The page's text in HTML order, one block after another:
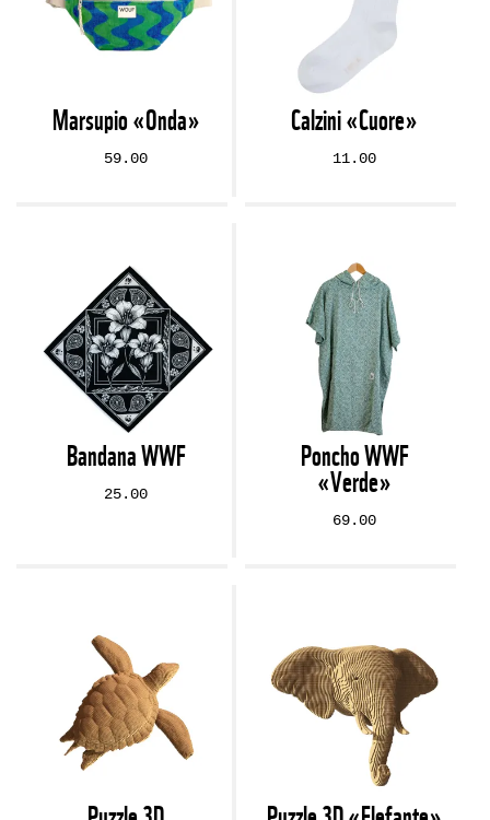
Marsupio «Onda»
59.00
Calzini «Cuore»
11.00
Bandana WWF
25.00
Poncho WWF
«Verde»
69.00